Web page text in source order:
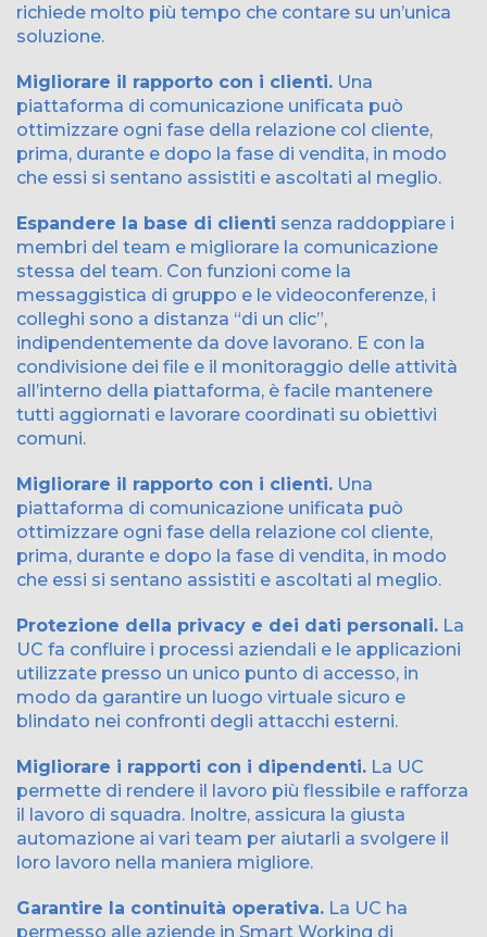
richiede molto più tempo che contare su un’unica
soluzione.
Migliorare il rapporto con i clienti. Una
piattaforma di comunicazione unificata può
ottimizzare ogni fase della relazione col cliente,
prima, durante e dopo la fase di vendita, in modo
che essi si sentano assistiti e ascoltati al meglio.
Espandere la base di clienti senza raddoppiare i
membri del team e migliorare la comunicazione
stessa del team. Con funzioni come la
messaggistica di gruppo e le videoconferenze, i
colleghi sono a distanza “di un clic”,
indipendentemente da dove lavorano. E con la
condivisione dei file e il monitoraggio delle attività
all’interno della piattaforma, è facile mantenere
tutti aggiornati e lavorare coordinati su obiettivi
comuni.
Migliorare il rapporto con i clienti. Una
piattaforma di comunicazione unificata può
ottimizzare ogni fase della relazione col cliente,
prima, durante e dopo la fase di vendita, in modo
che essi si sentano assistiti e ascoltati al meglio.
Protezione della privacy e dei dati personali. La
UC fa confluire i processi aziendali e le applicazioni
utilizzate presso un unico punto di accesso, in
modo da garantire un luogo virtuale sicuro e
blindato nei confronti degli attacchi esterni.
Migliorare i rapporti con i dipendenti. La UC
permette di rendere il lavoro più flessibile e rafforza
il lavoro di squadra. Inoltre, assicura la giusta
automazione ai vari team per aiutarli a svolgere il
loro lavoro nella maniera migliore.
Garantire la continuità operativa. La UC ha
permesso alle aziende in Smart Working di